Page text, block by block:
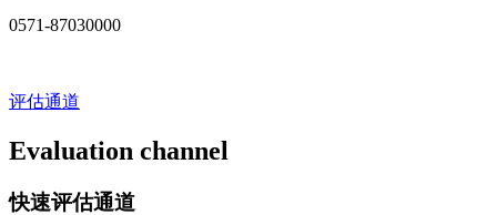
0571-87030000
评估通道
Evaluation channel
快速评估通道